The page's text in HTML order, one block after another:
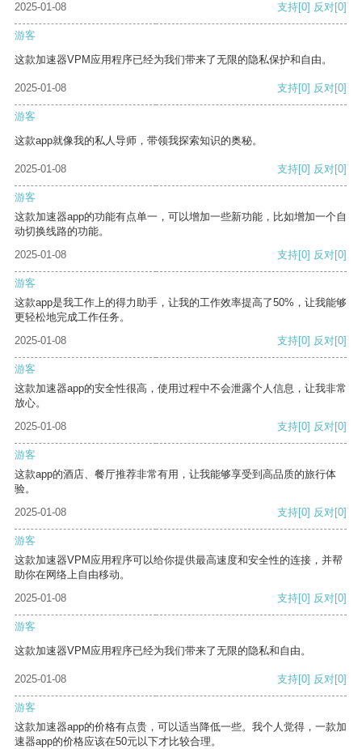
2025-01-08 支持[0] 反对[0]
游客
这款加速器VPM应用程序已经为我们带来了无限的隐私保护和自由。
2025-01-08 支持[0] 反对[0]
游客
这款app就像我的私人导师，带领我探索知识的奥秘。
2025-01-08 支持[0] 反对[0]
游客
这款加速器app的功能有点单一，可以增加一些新功能，比如增加一个自
动切换线路的功能。
2025-01-08
支持[0] 反对[0]
游客
这款app是我工作上的得力助手，让我的工作效率提高了50%，让我能够
更轻松地完成工作任务。
2025-01-08
支持[0] 反对[0]
游客
这款加速器app的安全性很高，使用过程中不会泄露个人信息，让我非常
放心。
2025-01-08
支持[0] 反对[0]
游客
这款app的酒店、餐厅推荐非常有用，让我能够享受到高品质的旅行体
验。
2025-01-08
支持[0] 反对[0]
游客
这款加速器VPM应用程序可以给你提供最高速度和安全性的连接，并帮
助你在网络上自由移动。
2025-01-08
支持[0] 反对[0]
游客
这款加速器VPM应用程序已经为我们带来了无限的隐私和自由。
2025-01-08 支持[0] 反对[0]
游客
这款加速器app的价格有点贵，可以适当降低一些。我个人觉得，一款加
速器app的价格应该在50元以下才比较合理。